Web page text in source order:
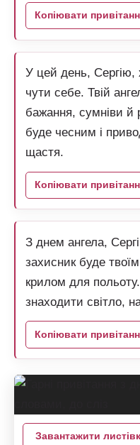
Копіювати
У цей день, Сергію,
чути себе. Твій
бажання, сумніви й
буде чесним і
щастя.
Копіювати
З днем ангела,
захисник буде
крилом для
знаходити світло,
Копіювати
Завантажити